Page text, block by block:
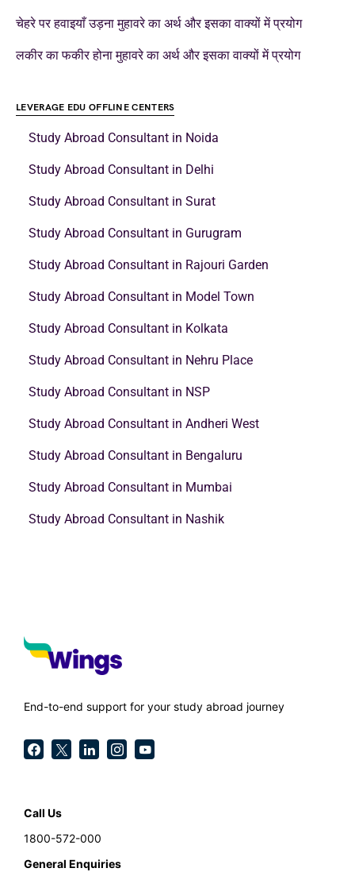
चेहरे पर हवाइयाँ उड़ना मुहावरे का अर्थ और इसका वाक्यों में प्रयोग
लकीर का फकीर होना मुहावरे का अर्थ और इसका वाक्यों में प्रयोग
LEVERAGE EDU OFFLINE CENTERS
Study Abroad Consultant in Noida
Study Abroad Consultant in Delhi
Study Abroad Consultant in Surat
Study Abroad Consultant in Gurugram
Study Abroad Consultant in Rajouri Garden
Study Abroad Consultant in Model Town
Study Abroad Consultant in Kolkata
Study Abroad Consultant in Nehru Place
Study Abroad Consultant in NSP
Study Abroad Consultant in Andheri West
Study Abroad Consultant in Bengaluru
Study Abroad Consultant in Mumbai
Study Abroad Consultant in Nashik
End-to-end support for your study abroad journey
Call Us
1800-572-000
General Enquiries